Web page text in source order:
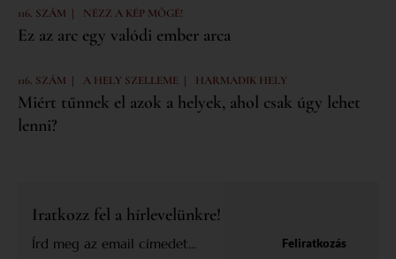
116. SZÁM | NÉZZ A KÉP MÖGÉ!
Ez az arc egy valódi ember arca
116. SZÁM | A HELY SZELLEME | HARMADIK HELY
Miért tűnnek el azok a helyek, ahol csak úgy lehet
lenni?
Iratkozz fel a hírlevelünkre!
Feliratkozás